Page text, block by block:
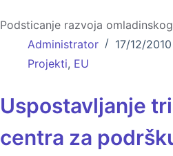
Podsticanje razvoja
Administrator
17/12/2010
Projekti, EU
Uspostavlјanje
centra za